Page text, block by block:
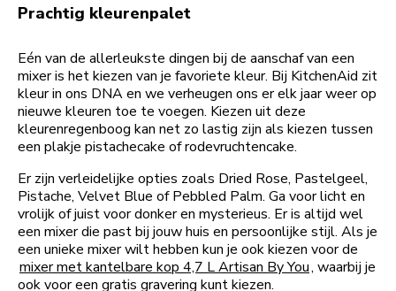
Prachtig kleurenpalet
Eén van de allerleukste dingen bij de aanschaf van een
mixer is het kiezen van je favoriete kleur. Bij KitchenAid zit
kleur in ons DNA en we verheugen ons er elk jaar weer op
nieuwe kleuren toe te voegen. Kiezen uit deze
kleurenregenboog kan net zo lastig zijn als kiezen tussen
een plakje pistachecake of rodevruchtencake.
Er zijn verleidelijke opties zoals Dried Rose, Pastelgeel,
Pistache, Velvet Blue of Pebbled Palm. Ga voor licht en
vrolijk of juist voor donker en mysterieus. Er is altijd wel
een mixer die past bij jouw huis en persoonlijke stijl. Als je
een unieke mixer wilt hebben kun je ook kiezen voor de
mixer met kantelbare kop 4,7 L Artisan By You, waarbij je
ook voor een gratis gravering kunt kiezen.